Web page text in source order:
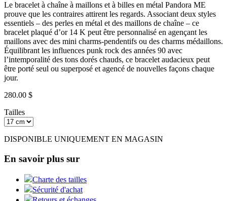
Le bracelet à chaîne à maillons et à billes en métal Pandora ME
prouve que les contraires attirent les regards. Associant deux styles
essentiels – des perles en métal et des maillons de chaîne – ce
bracelet plaqué d’or 14 K peut être personnalisé en agençant les
maillons avec des mini charms-pendentifs ou des charms médaillons.
Équilibrant les influences punk rock des années 90 avec
l’intemporalité des tons dorés chauds, ce bracelet audacieux peut
être porté seul ou superposé et agencé de nouvelles façons chaque
jour.
280.00 $
Tailles
DISPONIBLE UNIQUEMENT EN MAGASIN
En savoir plus sur
Charte des tailles
Sécurité d'achat